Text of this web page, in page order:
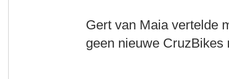
Gert van Maia vertelde
geen nieuwe